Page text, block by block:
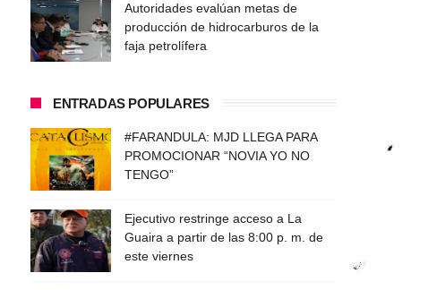
Autoridades evalúan metas de
producción de hidrocarburos de la
faja petrolífera
ENTRADAS POPULARES
#FARANDULA: MJD LLEGA PARA
PROMOCIONAR “NOVIA YO NO
TENGO”
Ejecutivo restringe acceso a La
Guaira a partir de las 8:00 p. m. de
este viernes